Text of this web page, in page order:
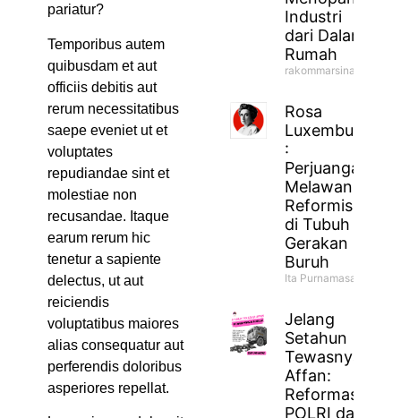
pariatur?
Temporibus autem
quibusdam et aut
officiis debitis aut
rerum necessitatibus
saepe eveniet ut et
voluptates
repudiandae sint et
molestiae non
recusandae. Itaque
earum rerum hic
tenetur a sapiente
delectus, ut aut
reiciendis
voluptatibus maiores
alias consequatur aut
perferendis doloribus
asperiores repellat.
Industri
dari Dalam
Rumah
rakommarsinahfm
Rosa
Luxemburg
:
Perjuangan
Melawan
Reformisme
di Tubuh
Gerakan
Buruh
Ita Purnamasari
Jelang
Setahun
Tewasnya
Affan:
Reformasi
POLRI dan